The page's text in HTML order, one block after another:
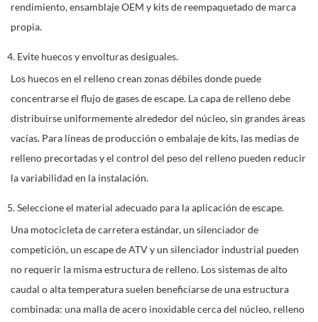
rendimiento, ensamblaje OEM y kits de reempaquetado de marca
propia.
4. Evite huecos y envolturas desiguales.
Los huecos en el relleno crean zonas débiles donde puede
concentrarse el flujo de gases de escape. La capa de relleno debe
distribuirse uniformemente alrededor del núcleo, sin grandes áreas
vacías. Para líneas de producción o embalaje de kits, las medias de
relleno precortadas y el control del peso del relleno pueden reducir
la variabilidad en la instalación.
5. Seleccione el material adecuado para la aplicación de escape.
Una motocicleta de carretera estándar, un silenciador de
competición, un escape de ATV y un silenciador industrial pueden
no requerir la misma estructura de relleno. Los sistemas de alto
caudal o alta temperatura suelen beneficiarse de una estructura
combinada: una malla de acero inoxidable cerca del núcleo, relleno